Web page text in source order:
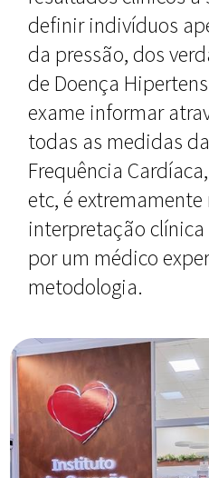
definir indivíduos
da pressão, dos
de Doença
exame informar
todas as medidas
Frequência
etc, é
interpretação
por um médico
metodologia.